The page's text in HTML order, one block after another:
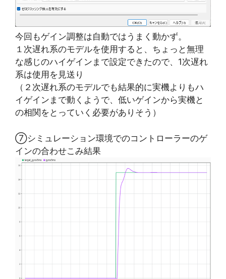
今回もゲイン調整は自動ではうまく動かず。
１次遅れ系のモデルを使用すると、ちょっと無理
な感じのハイゲインまで設定できたので、1次遅れ
系は使用を見送り
（２次遅れ系のモデルでも結果的に実機よりもハ
イゲインまで動くようで、低いゲインから実機と
の相関をとっていく必要がありそう）
⑦シミュレーション環境でのコントローラーのゲ
インの合わせこみ結果